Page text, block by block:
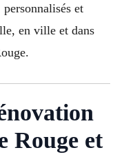
et
en ville et dans
Rouge et